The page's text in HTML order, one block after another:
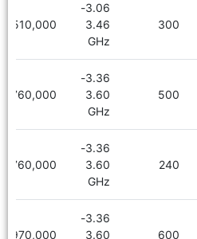
300
3.06-
3.46
GHz
3,510,000
500
3.36-
3.60
GHz
2,760,000
240
3.36-
3.60
GHz
2,760,000
600
3.36-
3.60
2,970,000